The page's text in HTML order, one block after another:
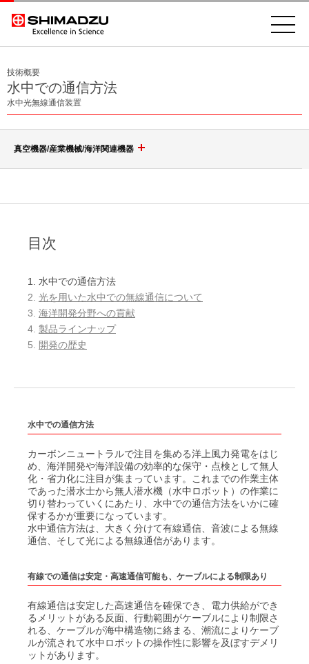
技術概要
水中での通信方法
水中光無線通信装置
真空機器/産業機械/海洋関連機器
磁気軸受型ターボ分子ポンプ 電源一体型
複合軸受型ターボ分子ポンプ 電源一体型
MSE-2600
MSE-2601
MSE-3400/3410
オプション部品一例
S-HIP炉 HHS
ホットプレス炉 VHP・PHP
横形真空ろう付け炉 VHB
ガス加圧冷却式真空焼入炉 PHG
小型真空脱脂焼結炉 VHS-CUBE
真空加圧焼成炉 VESTA
たて形真空加圧焼結急速冷却炉 PVSG
小型ホットプレス炉 VHP・PHP
冷却水密閉循環装置
過熱蒸気脱脂炉
動釣合試験機（バランシングマシン）
横形ソフトタイプバランサ SGF/STF
横形ハードタイプバランサ HGJ/HTJ
縦形バランサ VG/VT
縦形バランサVG2/VT2
DBM-TⅡ形計測装置
DBM-G形計測装置
バランス工房
アップグレード
自動車関連 / クランクシャフト用動釣合試験機
ガラス繊維巻取機（ガラスワインダ）
A型 / AS型 / DT型
オプション
SDR型 / DRH型
オプション
液送ポンプ
SBJVタイプ
SBJLV タイプ
SBJL タイプ
SK/SKJ タイプ
SKJV タイプ
SX(SD) シリーズ
SK シリーズ
制御機器
汎用マルチターンアクチュエータ EM series
汎用ダイナミックアクチュエータ EF series PAK type
高速スパッタリング装置
真空機器
ロードロック式スパッタリング装置
卓上型全自動制御真空蒸着装置
水中光無線通信装置
MC100
MC500
UEP測定器（水中電界センサ）
目次
1. 水中での通信方法
2. 光を用いた水中での無線通信について
3. 海洋開発分野への貢献
4. 製品ラインナップ
5. 開発の歴史
水中での通信方法
カーボンニュートラルで注目を集める洋上風力発電をはじ
め、海洋開発や海洋設備の効率的な保守・点検として無人
化・省力化に注目が集まっています。これまでの作業主体
であった潜水士から無人潜水機（水中ロボット）の作業に
切り替わっていくにあたり、水中での通信方法をいかに確
保するかが重要になっています。
水中通信方法は、大きく分けて有線通信、音波による無線
通信、そして光による無線通信があります。
有線での通信は安定・高速通信可能も、ケーブルによる制限あり
有線通信は安定した高速通信を確保でき、電力供給ができ
るメリットがある反面、行動範囲がケーブルにより制限さ
れる、ケーブルが海中構造物に絡まる、潮流によりケーブ
ルが流されて水中ロボットの操作性に影響を及ぼすデメリ
ットがあります。